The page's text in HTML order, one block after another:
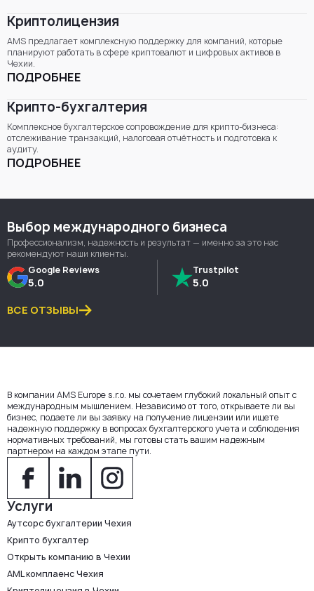
Криптолицензия
AMS предлагает комплексную поддержку для компаний, которые
планируют работать в сфере криптовалют и цифровых активов в
Чехии.
ПОДРОБНЕЕ
Крипто-бухгалтерия
Комплексное бухгалтерское сопровождение для крипто-бизнеса:
отслеживание транзакций, налоговая отчётность и подготовка к
аудиту.
ПОДРОБНЕЕ
Выбор международного бизнеса
Профессионализм, надежность и результат — именно за это нас
рекомендуют наши клиенты.
Google Reviews
5.0
Trustpilot
5.0
ВСЕ ОТЗЫВЫ
В компании AMS Europe s.r.o. мы сочетаем глубокий локальный опыт с
международным мышлением. Независимо от того, открываете ли вы
бизнес, подаете ли вы заявку на получение лицензии или ищете
надежную поддержку в вопросах бухгалтерского учета и соблюдения
нормативных требований, мы готовы стать вашим надежным
партнером на каждом этапе пути.
Услуги
Аутсорс бухгалтерии Чехия
Крипто бухгалтер
Открыть компанию в Чехии
AML комплаенс Чехия